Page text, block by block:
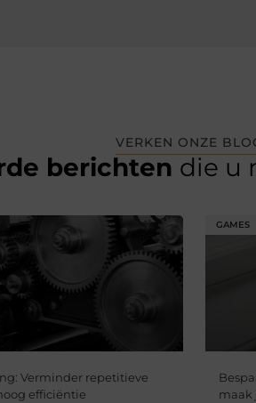
VERKEN ONZE
berichten die u
Verminder repetitieve
efficiëntie​
GAMES
maak